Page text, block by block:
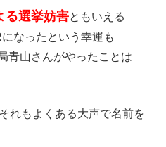
る選挙妨害ともいえる
なったという幸運も
青山さんがやったことは
れもよくある大声で名前を